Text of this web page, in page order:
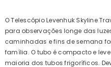
O Telescópio Levenhuk Skyline
para observações longe das
caminhadas e fins de semana
família. O tubo é compacto e
maioria dos tubos frigoríficos.